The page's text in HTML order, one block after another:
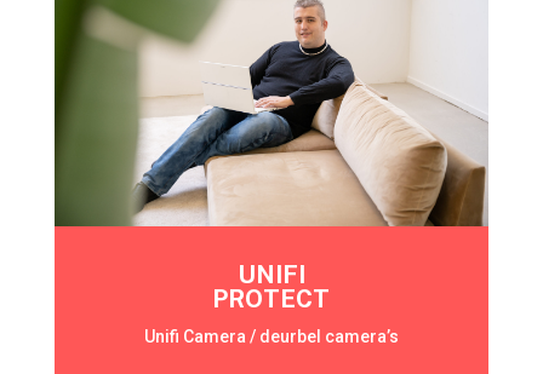
UNIFI
PROTECT
Unifi Camera / deurbel camera’s